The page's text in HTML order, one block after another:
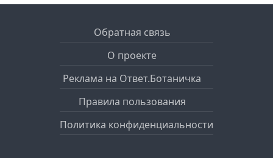
Обратная связь
О проекте
Реклама на Ответ.Ботаничка
Правила пользования
Политика конфиденциальности